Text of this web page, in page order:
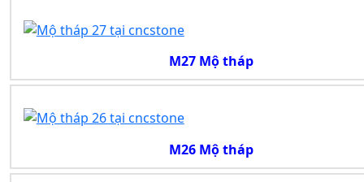
M27 Mộ tháp
M26 Mộ tháp